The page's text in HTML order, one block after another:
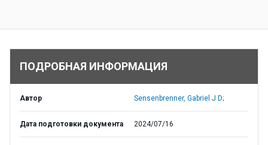
ПОДРОБНАЯ ИНФОРМАЦИЯ
Автор Sensenbrenner, Gabriel J D;
Дата подготовки документа 2024/07/16